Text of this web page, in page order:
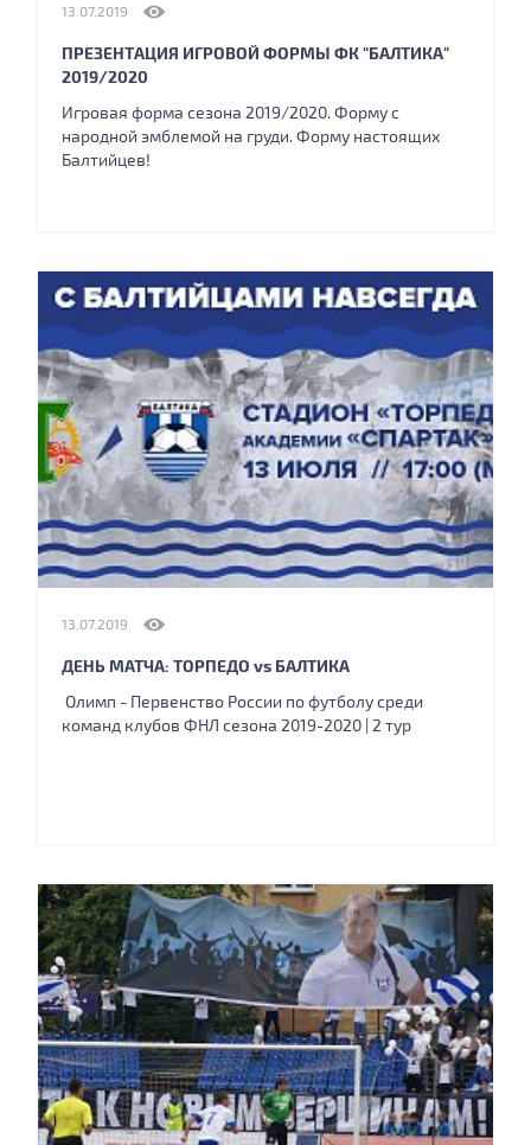
13.07.2019
ПРЕЗЕНТАЦИЯ ИГРОВОЙ ФОРМЫ ФК "БАЛТИКА"
2019/2020
Игровая форма сезона 2019/2020. Форму с
народной эмблемой на груди. Форму настоящих
Балтийцев!
13.07.2019
ДЕНЬ МАТЧА: ТОРПЕДО vs БАЛТИКА
Олимп - Первенство России по футболу среди
команд клубов ФНЛ сезона 2019-2020 | 2 тур